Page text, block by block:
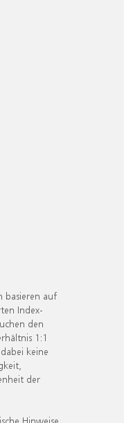
basieren auf
Index-
den
1:1
keine
der